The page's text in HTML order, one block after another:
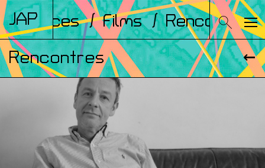
JAP / Films / Rencontres /
Rencontres